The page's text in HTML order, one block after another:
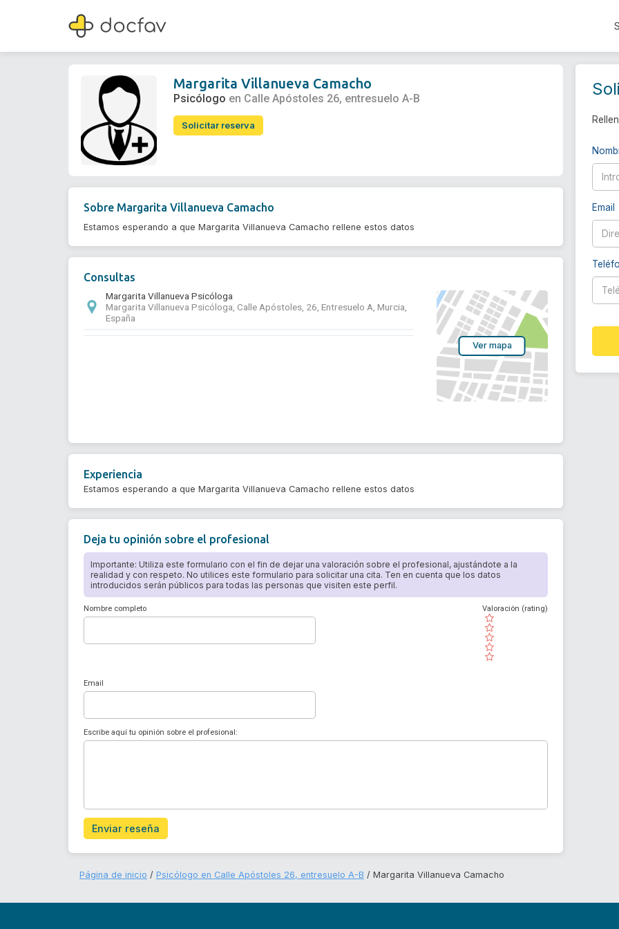
Margarita Villanueva Camacho
Psicólogo
Margarita Villanueva Camacho
Psicólogo en Calle Apóstoles 26, entresuelo A-B
Solicitar reserva
Sobre Margarita Villanueva Camacho
Estamos esperando a que Margarita Villanueva Camacho rellene estos datos
Consultas
Margarita Villanueva Psicóloga
Margarita Villanueva Psicóloga, Calle Apóstoles, 26, Entresuelo A, Murcia,
España
Ver mapa
Experiencia
Estamos esperando a que Margarita Villanueva Camacho rellene estos datos
Deja tu opinión sobre el profesional
Importante: Utiliza este formulario con el fin de dejar una valoración sobre el profesional, ajustándote a la
realidad y con respeto. No utilices este formulario para solicitar una cita. Ten en cuenta que los datos
introducidos serán públicos para todas las personas que visiten este perfil.
Nombre completo
( )
( )
( )
( )
( )
Valoración (rating)
Email
Escribe aquí tu opinión sobre el profesional:
Enviar reseña
Email
Página de inicio Psicólogo en Calle Apóstoles 26, entresuelo A-B Margarita Villanueva Camacho